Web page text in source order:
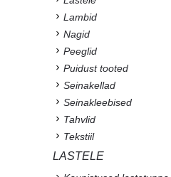
Lambid
Nagid
Peeglid
Puidust tooted
Seinakellad
Seinakleebised
Tahvlid
Tekstiil
LASTELE